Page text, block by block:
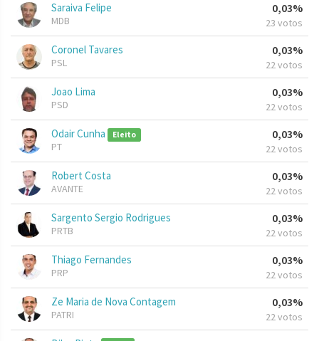
Saraiva Felipe
MDB
0,03%
23 votos
Coronel Tavares
PSL
0,03%
22 votos
Joao Lima
PSD
0,03%
22 votos
Odair Cunha Eleito
PT
0,03%
22 votos
Robert Costa
AVANTE
0,03%
22 votos
Sargento Sergio Rodrigues
PRTB
0,03%
22 votos
Thiago Fernandes
PRP
0,03%
22 votos
Ze Maria de Nova Contagem
PATRI
0,03%
22 votos